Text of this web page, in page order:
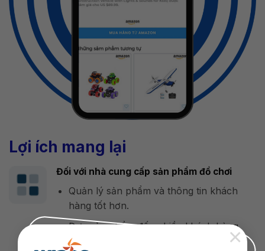
×
Lợi ích mang lại
Đối với nhà cung cấp sản phẩm đồ chơi
Quản lý sản phẩm và thông tin khách
hàng tốt hơn.
Đưa sản phẩm đến nhiều khách hàng
hơn.